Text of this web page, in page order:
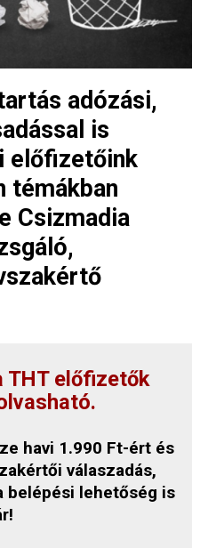
adózási,
is
előfizetőink
témákban
Csizmadia
THT előfizetők
havi 1.990 Ft-ért és
válaszadás,
belépési lehetőség is